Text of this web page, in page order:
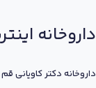
داروخانه
داروخانه دکتر